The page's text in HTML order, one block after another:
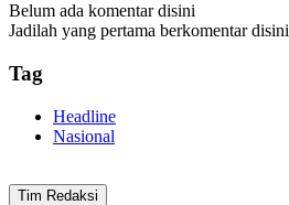
Belum ada komentar disini
Jadilah yang pertama berkomentar disini
Tag
Headline
Nasional
Tim Redaksi